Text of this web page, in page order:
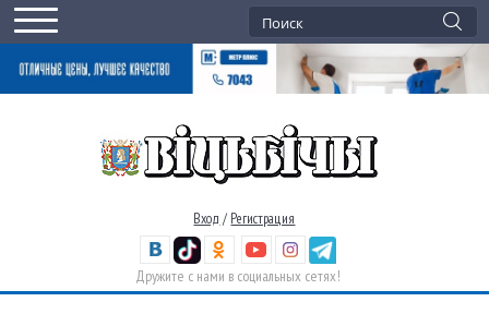
Вход / Регистрация
Дружите с нами в социальных сетях!